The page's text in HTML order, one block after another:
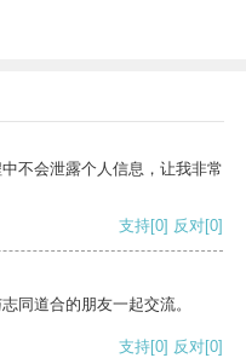
不会泄露个人信息，让我非常
支持[0] 反对[0]
同道合的朋友一起交流。
支持[0] 反对[0]